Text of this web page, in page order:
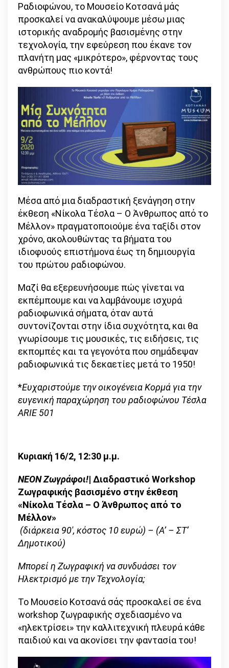
Ραδιοφώνου, το Μουσείο Κοτσανά μάς
προσκαλεί να ανακαλύψουμε μέσω μιας
ιστορικής αναδρομής βασισμένης στην
τεχνολογία, την εφεύρεση που έκανε τον
πλανήτη μας «μικρότερο», φέρνοντας τους
ανθρώπους πιο κοντά!
Μέσα από μια διαδραστική ξενάγηση στην
έκθεση «Νίκολα Τέσλα – Ο Άνθρωπος από το
Μέλλον» πραγματοποιούμε ένα ταξίδι στον
χρόνο, ακολουθώντας τα βήματα του
ιδιοφυούς επιστήμονα έως τη δημιουργία
του πρώτου ραδιοφώνου.
Μαζί θα εξερευνήσουμε πώς γίνεται να
εκπέμπουμε και να λαμβάνουμε ισχυρά
ραδιοφωνικά σήματα, όταν αυτά
συντονίζονται στην ίδια συχνότητα, και θα
γνωρίσουμε τις μουσικές, τις ειδήσεις, τις
εκπομπές και τα γεγονότα που σημάδεψαν
ραδιοφωνικά τις δεκαετίες μετά το 1950!
*Ευχαριστούμε την οικογένεια Κορμά για την
ευγενική παραχώρηση του ραδιοφώνου Τέσλα
ARIE 501
Κυριακή 16/2, 12:30 μ.μ.
ΝΕΟΝ Ζωγράφοι!| Διαδραστικό Workshop
Ζωγραφικής βασισμένο στην έκθεση
«Νίκολα Τέσλα – Ο Άνθρωπος από το
Μέλλον»
(διάρκεια 90′, κόστος 10 ευρώ) – (Α’ – ΣΤ’
Δημοτικού)
Μπορεί η Ζωγραφική να συνδυάσει τον
Ηλεκτρισμό με την Τεχνολογία;
Το Μουσείο Κοτσανά σάς προσκαλεί σε ένα
workshop ζωγραφικής σχεδιασμένο να
«ηλεκτρίσει» την καλλιτεχνική πλευρά κάθε
παιδιού και να ακονίσει την φαντασία του!